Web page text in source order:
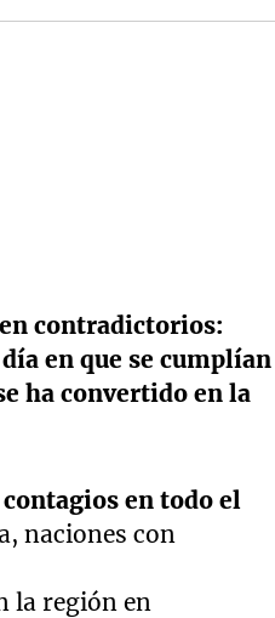
contradictorios:
en que se cumplían
ha convertido en la
en todo el
naciones con
la región en